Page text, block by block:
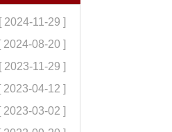
2024-11-29 ]
2024-08-20 ]
2023-11-29 ]
2023-04-12 ]
2023-03-02 ]